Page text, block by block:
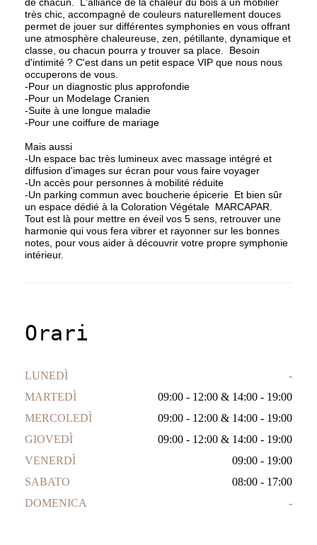
très chic, accompagné de couleurs naturellement douces
permet de jouer sur différentes symphonies en vous offrant
une atmosphère chaleureuse, zen, pétillante, dynamique et
classe, ou chacun pourra y trouver sa place. Besoin
d'intimité ? C'est dans un petit espace VIP que nous nous
occuperons de vous.
-Pour un diagnostic plus approfondie
-Pour un Modelage Cranien
-Suite à une longue maladie
-Pour une coiffure de mariage
Mais aussi
-Un espace bac très lumineux avec massage intégré et
diffusion d'images sur écran pour vous faire voyager
-Un accès pour personnes à mobilité réduite
-Un parking commun avec boucherie épicerie Et bien sûr
un espace dédié à la Coloration Végétale MARCAPAR.
Tout est là pour mettre en éveil vos 5 sens, retrouver une
harmonie qui vous fera vibrer et rayonner sur les bonnes
notes, pour vous aider à découvrir votre propre symphonie
intérieur.
Orari
LUNEDÌ
-
MARTEDÌ
09:00 - 12:00 & 14:00 - 19:00
MERCOLEDÌ
09:00 - 12:00 & 14:00 - 19:00
GIOVEDÌ
09:00 - 12:00 & 14:00 - 19:00
VENERDÌ
09:00 - 19:00
SABATO
08:00 - 17:00
DOMENICA
-